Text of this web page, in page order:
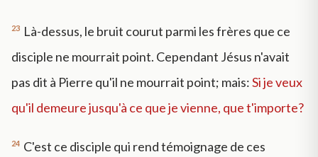
23 Là-dessus, le bruit courut parmi les frères que ce
disciple ne mourrait point. Cependant Jésus n'avait
pas dit à Pierre qu'il ne mourrait point; mais:Si je veux
qu'il demeure jusqu'à ce que je vienne, que t'importe?
24 C'est ce disciple qui rend témoignage de ces